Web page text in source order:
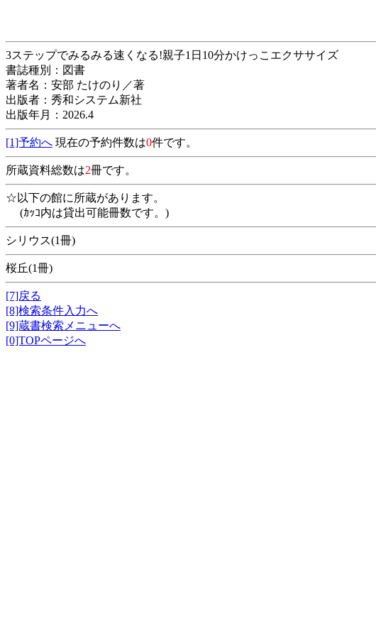
3ステップでみるみる速くなる!親子1日10分かけっこエクササイズ
書誌種別：図書
著者名：安部 たけのり／著
出版者：秀和システム新社
出版年月：2026.4
[1]予約へ 現在の予約件数は0件です。
所蔵資料総数は2冊です。
☆以下の館に所蔵があります。
(ｶｯｺ内は貸出可能冊数です。)
シリウス(1冊)
桜丘(1冊)
[7]戻る
[8]検索条件入力へ
[9]蔵書検索メニューへ
[0]TOPページへ